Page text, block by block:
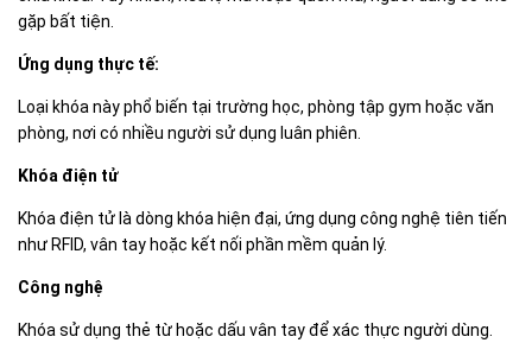
gặp bất tiện.
Ứng dụng thực tế:
Loại khóa này phổ biến tại trường học, phòng tập gym hoặc văn
phòng, nơi có nhiều người sử dụng luân phiên.
Khóa điện tử
Khóa điện tử là dòng khóa hiện đại, ứng dụng công nghệ tiên tiến
như RFID, vân tay hoặc kết nối phần mềm quản lý.
Công nghệ
Khóa sử dụng thẻ từ hoặc dấu vân tay để xác thực người dùng.